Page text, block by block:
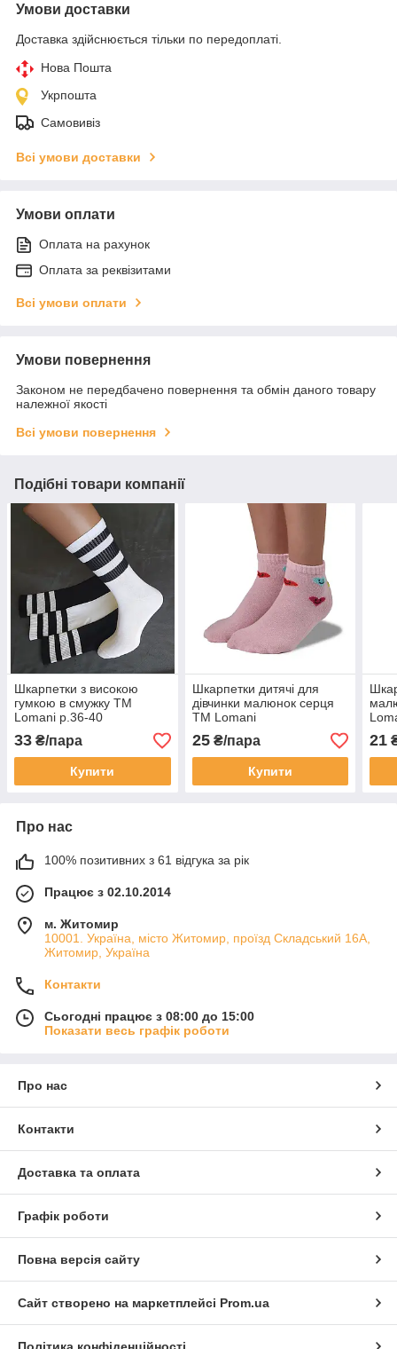
Умови доставки
Доставка здійснюється тільки по передоплаті.
Нова Пошта
Укрпошта
Самовивіз
Всі умови доставки
Умови оплати
Оплата на рахунок
Оплата за реквізитами
Всі умови оплати
Умови повернення
Законом не передбачено повернення та обмін даного товару
належної якості
Всі умови повернення
Подібні товари компанії
Шкарпетки з високою
гумкою в смужку ТМ
Lomani р.36-40
33 ₴/пара
Купити
Шкарпетки дитячі для
дівчинки малюнок серця
ТМ Lomani
25₴/пара
Купити
21
Про нас
100% позитивних з 61 відгука за рік
Працює з 02.10.2014
м. Житомир
10001. Україна, місто Житомир, проїзд Складський 16А,
Житомир, Україна
Контакти
Сьогодні працює з 08:00 до 15:00
Показати весь графік роботи
Про нас
Контакти
Доставка та оплата
Графік роботи
Повна версія сайту
Сайт створено на маркетплейсі Prom.ua